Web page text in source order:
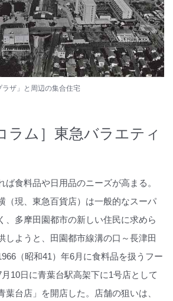
ラザ」と周辺の集合住宅
ラム］東急バラエティ
ば食料品や日用品のニーズが高まる。
（現、東急百貨店）は一般的なスーパ
、多摩田園都市の新しい住民に求めら
しようと、田園都市線溝の口～長津田
（昭和41）年6月に食料品を扱うフー
10日に青葉台駅高架下に1号店として
葉台店」を開店した。店舗の狙いは、